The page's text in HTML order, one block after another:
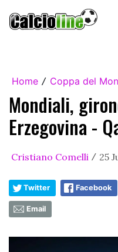
Home / Coppa del
Mondiali,
Erzegovina -
Cristiano Comelli / 25
Twitter Facebook
Email